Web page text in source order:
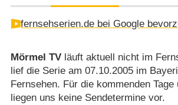
fernsehserien.de bei Google
Mörmel TVläuft aktuell nicht im
lief die Serie am 07.10.2005 im
Fernsehen. Für die kommenden Tage
liegen uns keine Sendetermine vor.